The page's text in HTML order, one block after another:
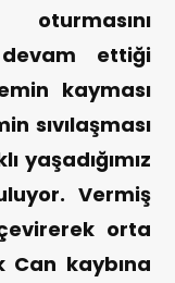
ettiği
kayması
sıvılaşması
yaşadığımız
Vermiş
orta
kaybına